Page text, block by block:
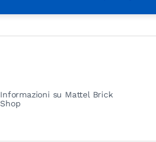
Informazioni su Mattel Brick
Shop